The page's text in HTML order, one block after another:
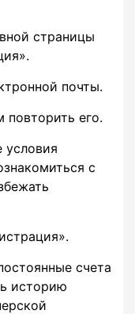
страницы
почты.
повторить его.
условия
с
счета
историю